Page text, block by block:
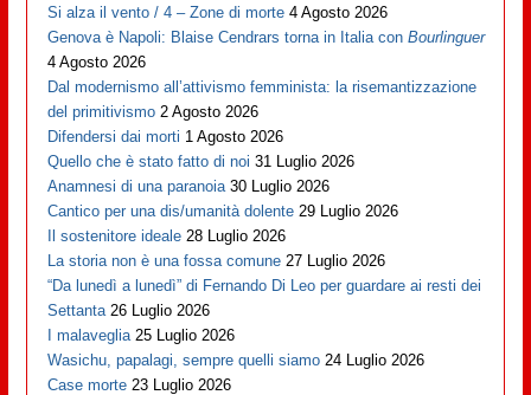
Si alza il vento / 4 – Zone di morte 4 Agosto 2026
Genova è Napoli: Blaise Cendrars torna in Italia conBourlinguer
4 Agosto 2026
Dal modernismo all’attivismo femminista: la risemantizzazione
del primitivismo 2 Agosto 2026
Difendersi dai morti 1 Agosto 2026
Quello che è stato fatto di noi 31 Luglio 2026
Anamnesi di una paranoia 30 Luglio 2026
Cantico per una dis/umanità dolente 29 Luglio 2026
Il sostenitore ideale 28 Luglio 2026
La storia non è una fossa comune 27 Luglio 2026
“Da lunedì a lunedì” di Fernando Di Leo per guardare ai resti dei
Settanta 26 Luglio 2026
I malaveglia 25 Luglio 2026
Wasichu, papalagi, sempre quelli siamo 24 Luglio 2026
Case morte 23 Luglio 2026